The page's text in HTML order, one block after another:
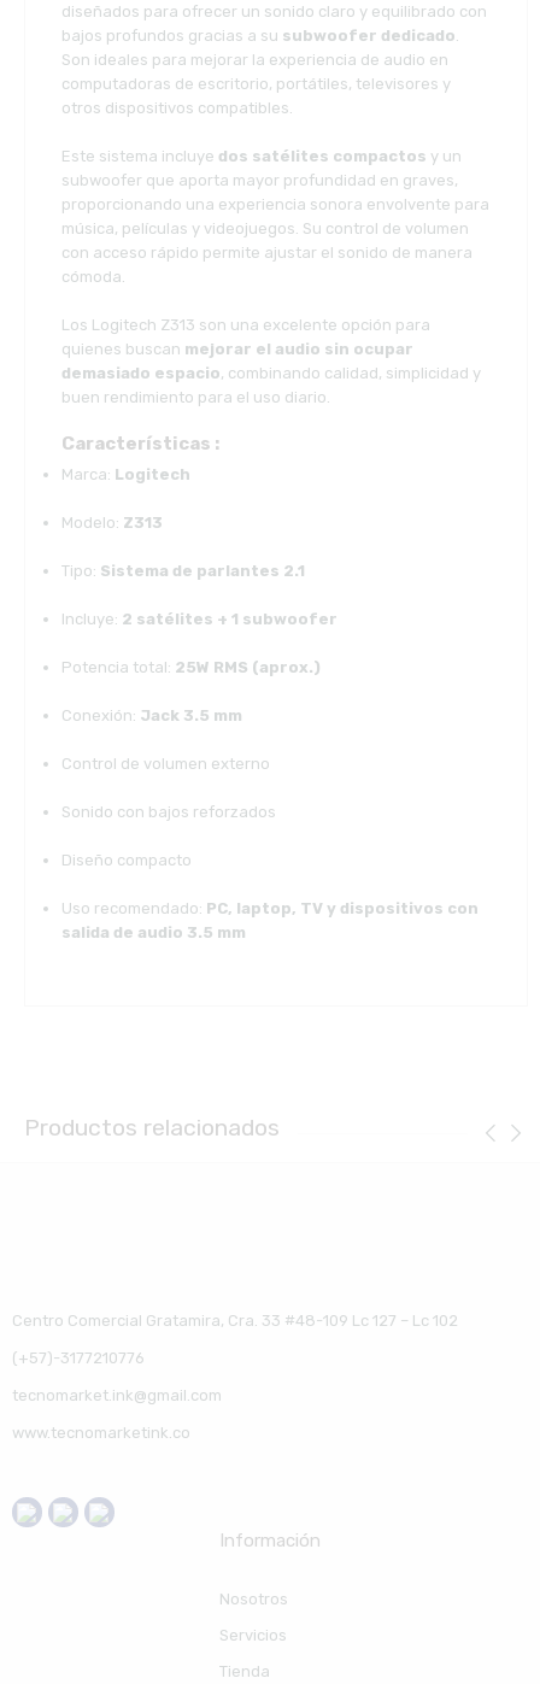
diseñados para ofrecer un sonido claro y equilibrado con
bajos profundos gracias a su subwoofer dedicado
Son ideales para mejorar la experiencia de audio en
computadoras de escritorio, portátiles, televisores y
otros dispositivos compatibles.
Este sistema incluye dos satélites compactos y un
subwoofer que aporta mayor profundidad en graves,
proporcionando una experiencia sonora envolvente para
música, películas y videojuegos. Su control de volumen
con acceso rápido permite ajustar el sonido de manera
cómoda.
Los Logitech Z313 son una excelente opción para
quienes buscan mejorar el audio sin ocupar
demasiado espacio, combinando calidad, simplicidad y
buen rendimiento para el uso diario.
Características :
Marca: Logitech
Modelo: Z313
Tipo: Sistema de parlantes 2.1
Incluye: 2 satélites + 1 subwoofer
Potencia total: 25W RMS (aprox.)
Conexión: Jack 3.5 mm
Control de volumen externo
Sonido con bajos reforzados
Diseño compacto
Uso recomendado: PC, laptop, TV y dispositivos con
salida de audio 3.5 mm
Productos relacionados
Centro Comercial Gratamira, Cra. 33 #48-109 Lc 127 – Lc 102
(+57)-3177210776
tecnomarket.ink@gmail.com
www.tecnomarketink.co
Información
Nosotros
Servicios
Tienda